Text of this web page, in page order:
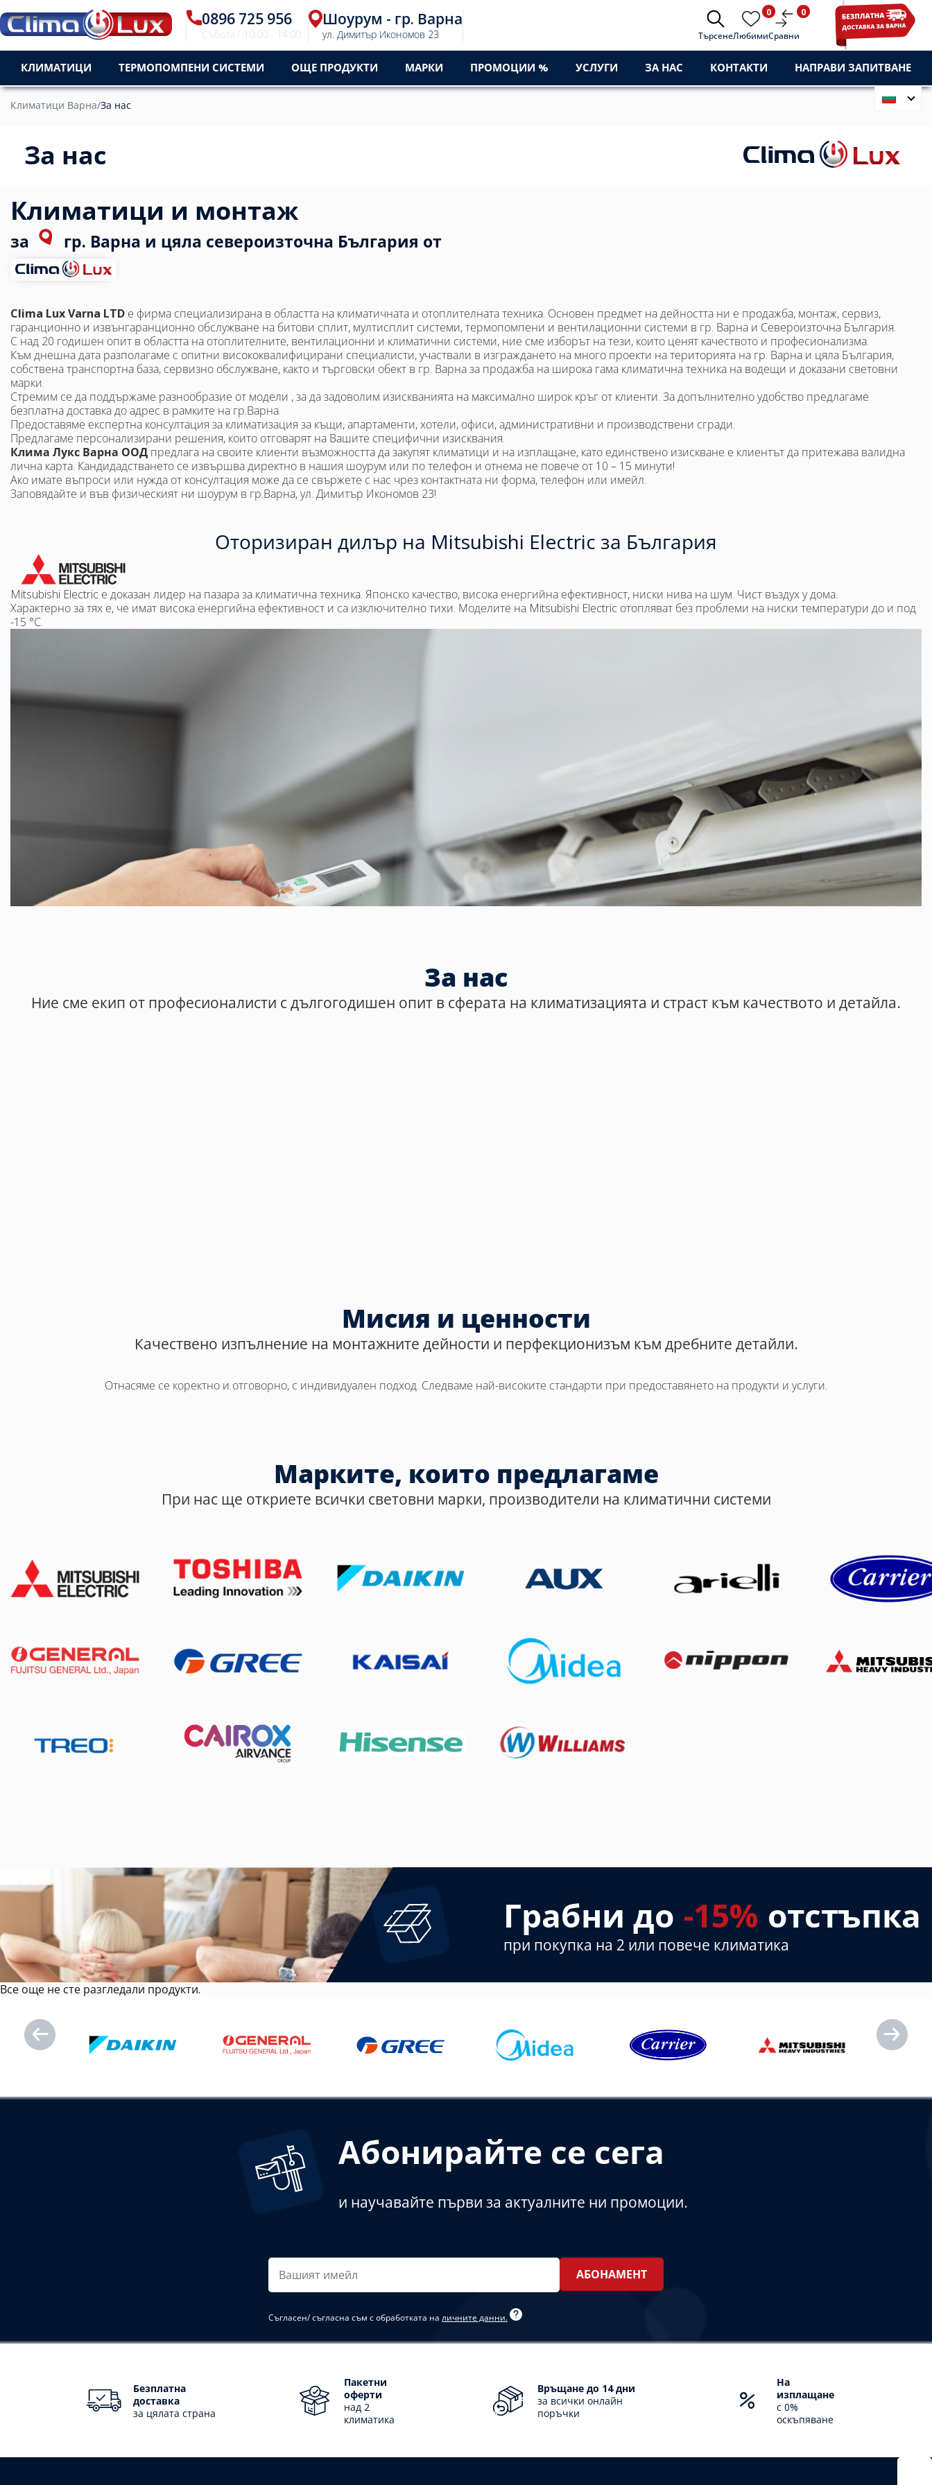
0896 725 956
Пон - Пет / 09:30 - 18:30
Шоурум - гр. Варна
ул. Димитър Икономов 23 ТърсенеЛюбими
0
Сравни
0
КЛИМАТИЦИ ТЕРМОПОМПЕНИ СИСТЕМИ ОЩЕ ПРОДУКТИ МАРКИ ПРОМОЦИИ % УСЛУГИ ЗА НАС КОНТАКТИ НАПРАВИ ЗАПИТВАНЕ
Климатици Варна/За нас
За нас
Климатици и монтаж
за гр. Варна и цяла североизточна България от
Clima Lux Varna LTD е фирма специализирана в областта на климатичната и отоплителната техника. Основен предмет на дейността ни е продажба, монтаж, сервиз,
гаранционно и извънгаранционно обслужване на битови сплит, мултисплит системи, термопомпени и вентилационни системи в гр. Варна и Североизточна България.
С над 20 годишен опит в областта на отоплителните, вентилационни и климатични системи, ние сме изборът на тези, които ценят качеството и професионализма.
Към днешна дата разполагаме с опитни висококвалифицирани специалисти, участвали в изграждането на много проекти на територията на гр. Варна и цяла България,
собствена транспортна база, сервизно обслужване, както и търговски обект в гр. Варна за продажба на широка гама климатична техника на водещи и доказани световни
марки.
Стремим се да поддържаме разнообразие от модели , за да задоволим изискванията на максимално широк кръг от клиенти. За допълнително удобство предлагаме
безплатна доставка до адрес в рамките на гр.Варна.
Предоставяме експертна консултация за климатизация за къщи, апартаменти, хотели, офиси, административни и производствени сгради.
Предлагаме персонализирани решения, които отговарят на Вашите специфични изисквания.
Клима Лукс Варна ООД предлага на своите клиенти възможността да закупят климатици и на изплащане, като единствено изискване е клиентът да притежава валидна
лична карта. Кандидадстването се извършва директно в нашия шоурум или по телефон и отнема не повече от 10 – 15 минути!
Ако имате въпроси или нужда от консултация може да се свържете с нас чрез контактната ни форма, телефон или имейл.
Заповядайте и във физическият ни шоурум в гр.Варна, ул. Димитър Икономов 23!
Оторизиран дилър на Mitsubishi Electric за България
Mitsubishi Electric е доказан лидер на пазара за климатична техника. Японско качество, висока енергийна ефективност, ниски нива на шум. Чист въздух у дома.
Характерно за тях е, че имат висока енергийна ефективност и са изключително тихи. Моделите на Mitsubishi Electric отопляват без проблеми на ниски температури до и под
-15 °C.
За нас
Ние сме екип от професионалисти с дългогодишен опит в сферата на климатизацията и страст към качеството и детайла.
Мисия и ценности
Качествено изпълнение на монтажните дейности и перфекционизъм към дребните детайли.
Отнасяме се коректно и отговорно, с индивидуален подход. Следваме най-високите стандарти при предоставянето на продукти и услуги.
Марките, които предлагаме
При нас ще откриете всички световни марки, производители на климатични системи
Грабни до -15% отстъпка
при покупка на 2 или повече климатика
Все още не сте разгледали продукти.
Абонирайте се сега
и научавайте първи за актуалните ни промоции.
Вашият
имейл*
Съгласен/ съгласна съм с обработката на личните данни.
Безплатна
доставка
за цялата страна
Пакетни
оферти
над 2
климатика
Връщане до 14 дни
за всички онлайн
поръчки
На
изплащане
с 0%
оскъпяване